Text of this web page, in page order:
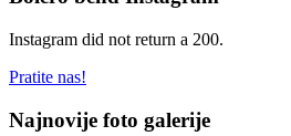
Instagram did not return a 200.
Pratite nas!
Najnovije foto galerije